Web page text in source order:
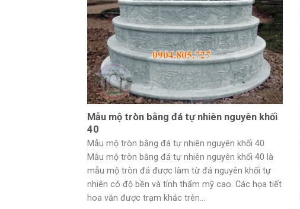
Mẫu mộ tròn bằng đá tự nhiên nguyên khối
40
Mẫu mộ tròn bằng đá tự nhiên nguyên khối 40
Mẫu mộ tròn bằng đá tự nhiên nguyên khối 40 là
mẫu mộ tròn đá được làm từ đá nguyên khối tự
nhiên có độ bền và tính thẩm mỹ cao. Các họa tiết
hoa văn được trạm khắc trên...